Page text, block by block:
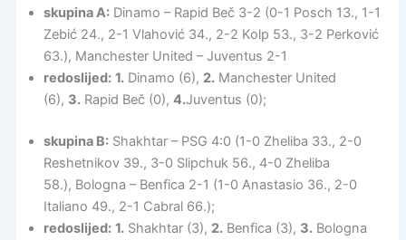
skupina A:Dinamo – Rapid Beč 3-2 (0-1 Posch 13., 1-1
Zebić 24., 2-1 Vlahović 34., 2-2 Kolp 53., 3-2 Perković
63.), Manchester United – Juventus 2-1
redoslijed: 1.Dinamo (6), 2.Manchester United
(6), 3.Rapid Beč (0), 4.Juventus (0);
skupina B:Shakhtar – PSG 4:0 (1-0 Zheliba 33., 2-0
Reshetnikov 39., 3-0 Slipchuk 56., 4-0 Zheliba
58.), Bologna – Benfica 2-1 (1-0 Anastasio 36., 2-0
Italiano 49., 2-1 Cabral 66.);
redoslijed: 1.Shakhtar (3), 2.Benfica (3), 3.Bologna